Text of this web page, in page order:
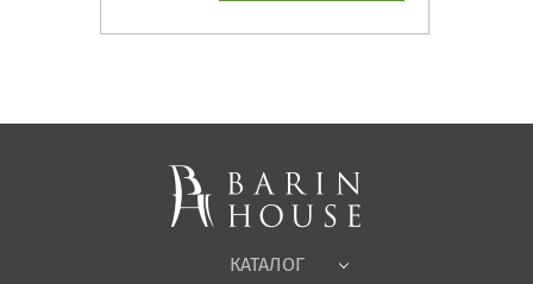
КАТАЛОГ
Спальні, Ліжка
Корпусні меблі
Офісні меблі